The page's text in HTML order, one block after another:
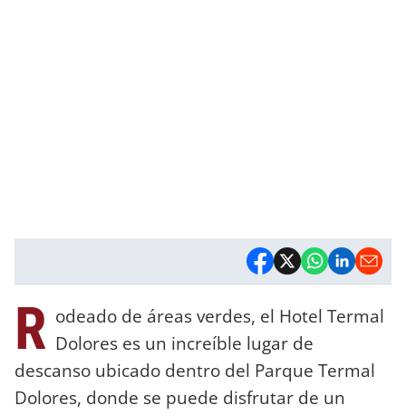
R odeado de áreas verdes, el Hotel Termal
Dolores es un increíble lugar de
descanso ubicado dentro del Parque Termal
Dolores, donde se puede disfrutar de un